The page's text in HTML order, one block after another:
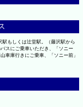
駅もしくは辻堂駅。（藤沢駅から
スにご乗車いただき、「ソニー
車庫行きにご乗車、「ソニー前」